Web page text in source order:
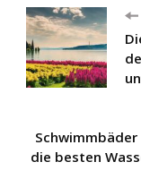
die besten